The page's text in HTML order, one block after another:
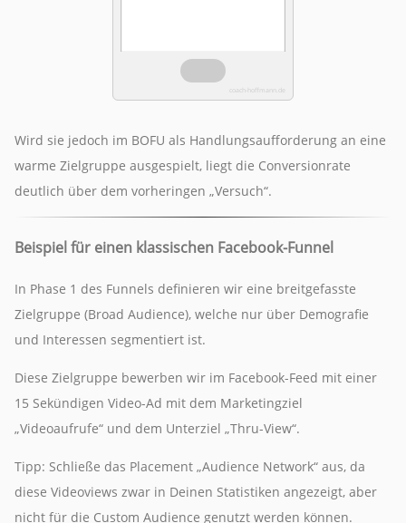
coach-hoffmann.de
Wird sie jedoch im BOFU als Handlungsaufforderung an eine
warme Zielgruppe ausgespielt, liegt die Conversionrate
deutlich über dem vorheringen „Versuch“.
Beispiel für einen klassischen Facebook-Funnel
In Phase 1 des Funnels definieren wir eine breitgefasste
Zielgruppe (Broad Audience), welche nur über Demografie
und Interessen segmentiert ist.
Diese Zielgruppe bewerben wir im Facebook-Feed mit einer
15 Sekündigen Video-Ad mit dem Marketingziel
„Videoaufrufe“ und dem Unterziel „Thru-View“.
Tipp: Schließe das Placement „Audience Network“ aus, da
diese Videoviews zwar in Deinen Statistiken angezeigt, aber
nicht für die Custom Audience genutzt werden können.